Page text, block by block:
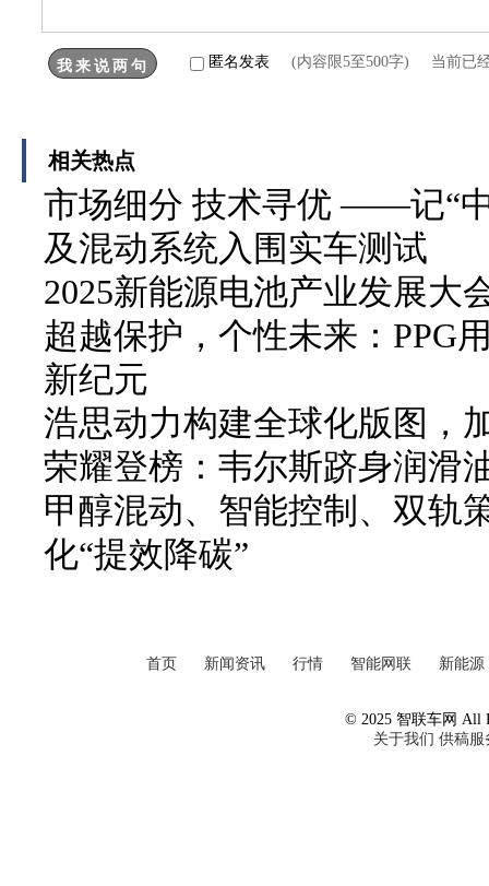
匿名发表 (内容限5至500字) 当前已
相关热点
市场细分 技术寻优 ——记“
及混动系统入围实车测试
2025新能源电池产业发展大
超越保护，个性未来：PPG
新纪元
浩思动力构建全球化版图，
荣耀登榜：韦尔斯跻身润滑
甲醇混动、智能控制、双轨
化“提效降碳”
首页 新闻资讯 行情 智能网联 新能源
© 2025 智联车网 All
关于我们 供稿服